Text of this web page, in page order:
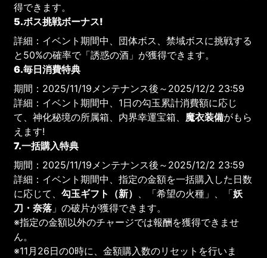
得できます。
5.ボス挑戦ボーナス!
詳細：イベント期間中、団体ボス、禁域ボスに挑戦する
と50%の確率で「誘惑の酒」が獲得できます。
6.毎日消費特典
期間：2025/11/19メンテナンス後～2025/12/2 23:59
詳細：イベント期間中、1日の勾玉累計消費額に応じ
て、神化秘境の所属箱、内界幸運宝箱、 魔衣装備がもら
えます!
7.一括購入特典
期間：2025/11/19メンテナンス後～2025/12/2 23:59
詳細：イベント期間中、指定の金額を一括購入した日数
に応じて、勾玉ギフト（新） 、「希望の火種」、「妖
刀・奈落 」の破片が獲得できます。
※指定の金額以外のチャージでは報酬を獲得できませ
ん。
※11月26日の0時に、金額購入数のリセットを行いま